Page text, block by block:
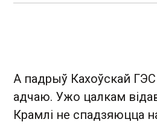
А падрыў Кахоўскай ГЭС
адчаю. Ужо цалкам
Крамлі не спадзяюцца